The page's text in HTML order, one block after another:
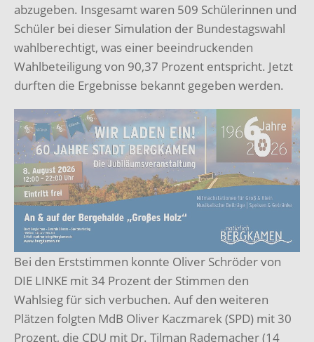
abzugeben. Insgesamt waren 509 Schülerinnen und
Schüler bei dieser Simulation der Bundestagswahl
wahlberechtigt, was einer beeindruckenden
Wahlbeteiligung von 90,37 Prozent entspricht. Jetzt
durften die Ergebnisse bekannt gegeben werden.
Bei den Erststimmen konnte Oliver Schröder von
DIE LINKE mit 34 Prozent der Stimmen den
Wahlsieg für sich verbuchen. Auf den weiteren
Plätzen folgten MdB Oliver Kaczmarek (SPD) mit 30
Prozent, die CDU mit Dr. Tilman Rademacher (14